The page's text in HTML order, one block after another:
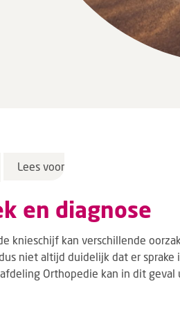
Lees voor
en diagnose
knieschijf kan verschillende
niet altijd duidelijk dat er
Orthopedie kan in dit geval